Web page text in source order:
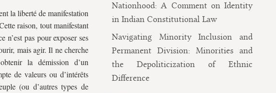
la liberté de manifestation
raison, tout manifestant
n’est pas pour exposer ses
mais agir. Il ne cherche
la démission d’un
de valeurs ou d’intérêts
(ou d’autres types de
Nationhood: A Comment on Identity
in Indian Constitutional Law
Navigating Minority Inclusion and
Permanent Division: Minorities and
the Depoliticization of Ethnic
Difference